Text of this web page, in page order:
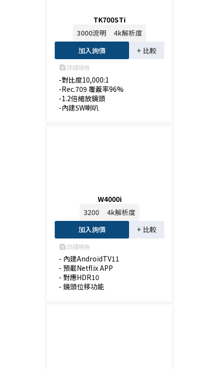
TK700STi
3000流明
4k解析度
加入詢價
+ 比較
feed詳細規格
-對比度10,000:1
-Rec.709 覆蓋率96%
-1.2倍縮放鏡頭
-內建5W喇叭
W4000i
3200
4k解析度
加入詢價
+ 比較
feed詳細規格
- 內建AndroidTV11
- 預載Netflix APP
- 對應HDR10
- 鏡頭位移功能